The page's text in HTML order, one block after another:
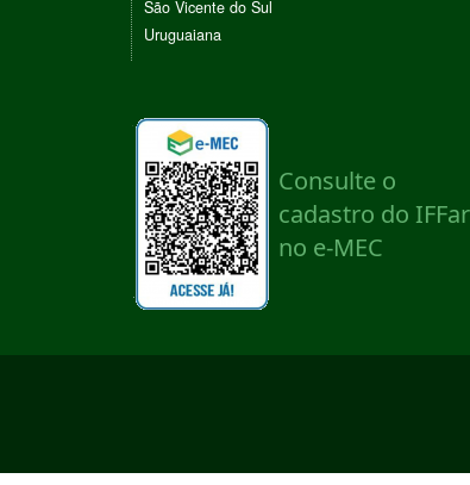
São Vicente do Sul
Uruguaiana